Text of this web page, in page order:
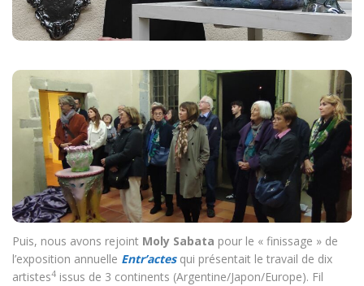
Puis, nous avons rejoint Moly Sabata pour le « finissage » de
l’exposition annuelle Entr’actesqui présentait le travail de dix
artistes4 issus de 3 continents (Argentine/Japon/Europe). Fil